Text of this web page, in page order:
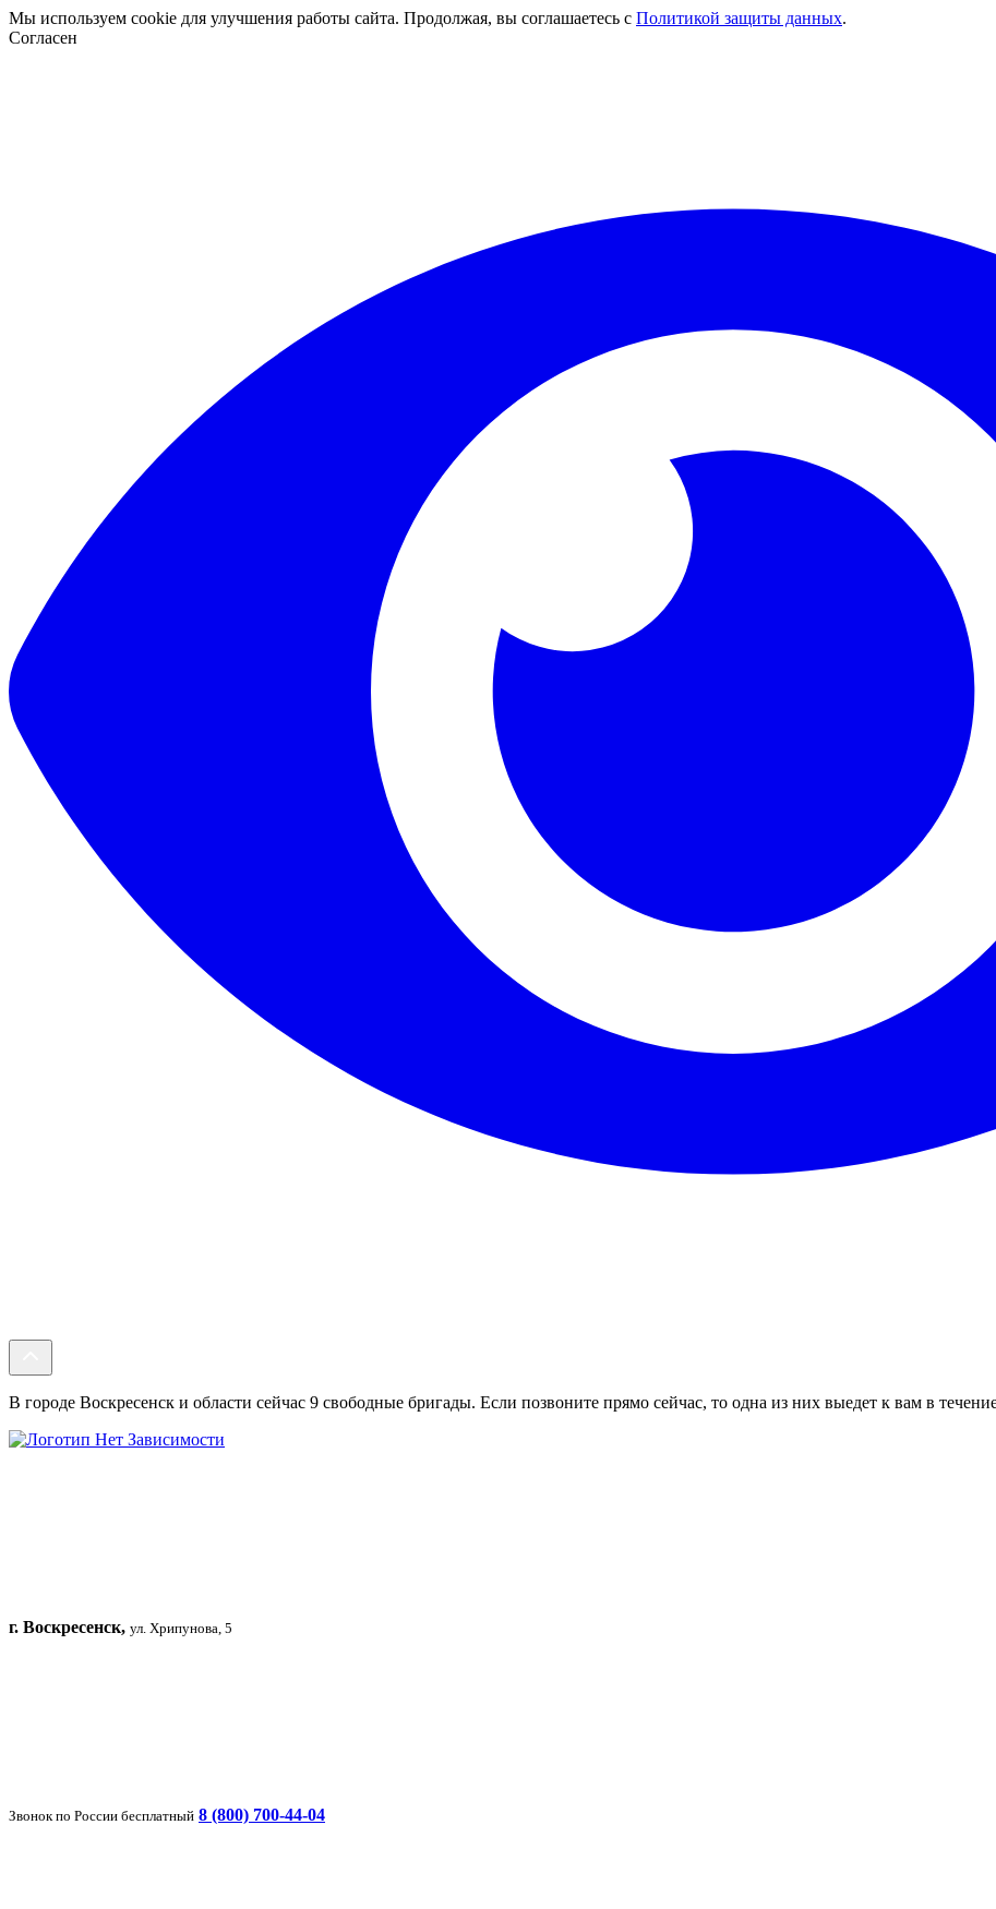
Мы используем cookie для улучшения работы сайта. Продолжая, вы соглашаетесь с Политикой защиты данных.
Согласен
В городе Воскресенск и области сейчас 9 свободные бригады. Если позвоните прямо сейчас, то одна из них выедет к вам в
г. Воскресенск, ул. Хрипунова, 5
Звонок по России бесплатный 8 (800) 700-44-04